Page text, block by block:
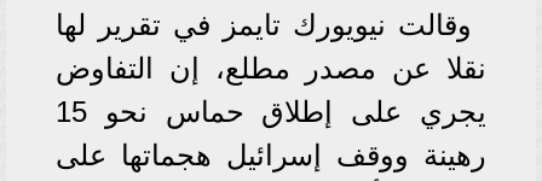
وقالت نيويورك تايمز في تقرير لها
نقلا عن مصدر مطلع، إن التفاوض
يجري على إطلاق حماس نحو 15
رهينة ووقف إسرائيل هجماتها على